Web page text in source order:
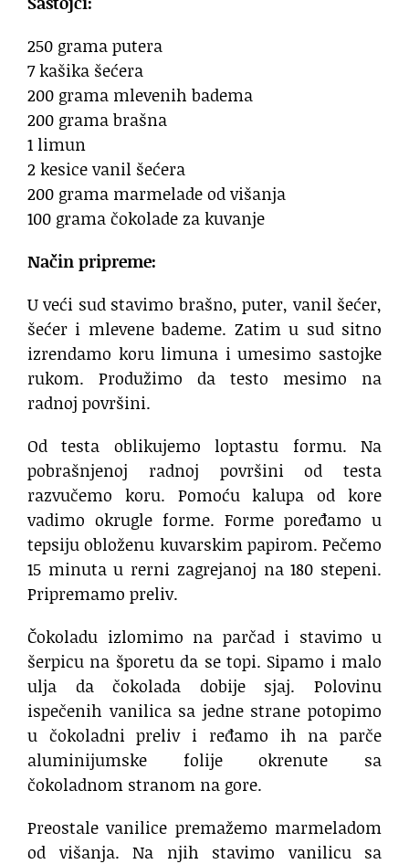
250 grama putera
7 kašika šećera
200 grama mlevenih badema
200 grama brašna
1 limun
2 kesice vanil šećera
200 grama marmelade od višanja
100 grama čokolade za kuvanje
Način pripreme:
U veći sud stavimo brašno, puter, vanil šećer,
šećer i mlevene bademe. Zatim u sud sitno
izrendamo koru limuna i umesimo sastojke
rukom. Produžimo da testo mesimo na
radnoj površini.
Od testa oblikujemo loptastu formu. Na
pobrašnjenoj radnoj površini od testa
razvučemo koru. Pomoću kalupa od kore
vadimo okrugle forme. Forme poređamo u
tepsiju obloženu kuvarskim papirom. Pečemo
15 minuta u rerni zagrejanoj na 180 stepeni.
Pripremamo preliv.
Čokoladu izlomimo na parčad i stavimo u
šerpicu na šporetu da se topi. Sipamo i malo
ulja da čokolada dobije sjaj. Polovinu
ispečenih vanilica sa jedne strane potopimo
u čokoladni preliv i ređamo ih na parče
aluminijumske folije okrenute sa
čokoladnom stranom na gore.
Preostale vanilice premažemo marmeladom
od višanja. Na njih stavimo vanilicu sa